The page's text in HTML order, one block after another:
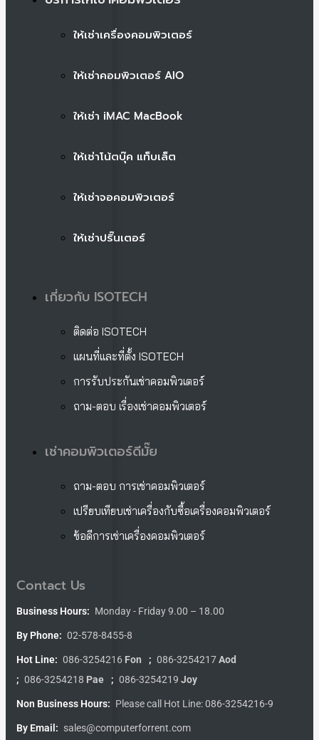
ให้เช่าเครื่องคอมพิวเตอร์
ให้เช่าคอมพิวเตอร์ AIO
ให้เช่า iMAC MacBook
ให้เช่าโน้ตบุ๊ค แท็บเล็ต
ให้เช่าจอคอมพิวเตอร์
ให้เช่าปริ๊นเตอร์
เกี่ยวกับ ISOTECH
ติดต่อ ISOTECH
แผนที่และที่ตั้ง ISOTECH
การรับประกันเช่าคอมพิวเตอร์
ถาม-ตอบ เรื่องเช่าคอมพิวเตอร์
เช่าคอมพิวเตอร์ดีมั๊ย
ถาม-ตอบ การเช่าคอมพิวเตอร์
เปรียบเทียบเช่าเครื่องกับซื้อเครื่องคอมพิวเตอร์
ข้อดีการเช่าเครื่องคอมพิวเตอร์
Contact Us
Business Hours: Monday - Friday 9.00 – 18.00
By Phone: 02-578-8455-8
Hot Line: 086-3254216 Fon ; 086-3254217Aod
; 086-3254218 Pae ; 086-3254219 Joy
Non Business Hours: Please call Hot Line: 086-3254216-9
By Email: sales@computerforrent.com